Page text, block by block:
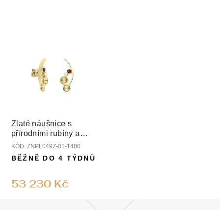
Zlaté náušnice s
přírodními rubíny a
diamanty
KÓD: ZNPL049Z-01-1400
53 230 Kč
BĚŽNĚ DO 4 TÝDNŮ